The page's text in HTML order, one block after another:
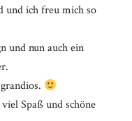
und ich freu mich so
und nun auch ein
Spaß und schöne